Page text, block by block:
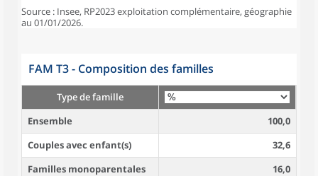
Source : Insee, RP2023 exploitation complémentaire, géographie
au 01/01/2026.
FAM T3 - Composition des familles
Type de famille
Ensemble
100,0
Couples avec enfant(s)
32,6
Familles monoparentales
16,0